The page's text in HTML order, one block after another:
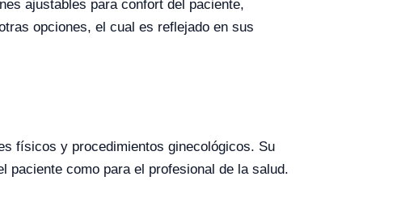
ajustables para confort del paciente,
opciones, el cual es reflejado en sus
físicos y procedimientos ginecológicos. Su
paciente como para el profesional de la salud.